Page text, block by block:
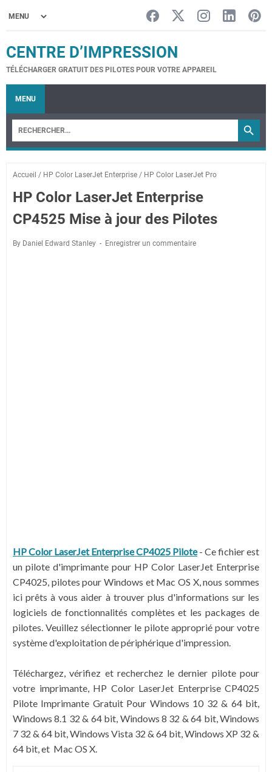
CENTRE D’IMPRESSION
TÉLÉCHARGER GRATUIT DES PILOTES POUR VOTRE APPAREIL
MENU
Accueil / HP Color LaserJet Enterprise / HP Color LaserJet Pro
HP Color LaserJet Enterprise
CP4525 Mise à jour des Pilotes
By Daniel Edward Stanley Enregistrer un commentaire
HP Color LaserJet Enterprise CP4025 Pilote- Ce fichier est
un pilote d'imprimante pour HP Color LaserJet Enterprise
CP4025, pilotes pour Windows et Mac OS X, nous sommes
ici prêts à vous aider à trouver plus d'informations sur les
logiciels de fonctionnalités complètes et les packages de
pilotes. Veuillez sélectionner le pilote approprié pour votre
système d'exploitation de périphérique d'impression.
Téléchargez, vérifiez et recherchez le dernier pilote pour
votre imprimante, HP Color LaserJet Enterprise CP4025
Pilote Imprimante Gratuit Pour Windows 10 32 & 64 bit,
Windows 8.1 32 & 64 bit, Windows 8 32 & 64 bit, Windows
7 32 & 64 bit, Windows Vista 32 & 64 bit, Windows XP 32 &
64 bit, et Mac OS X.